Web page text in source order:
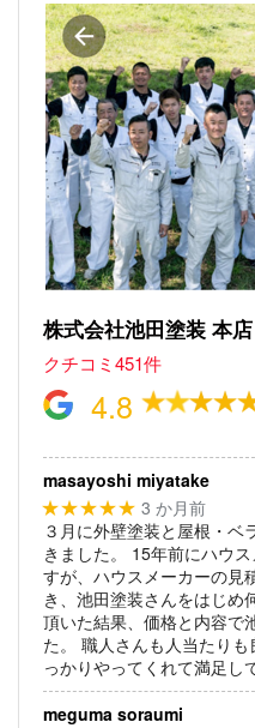
株式会社池田塗装 本店
クチコミ451件
4.8
masayoshi miyatake
★★★★★ 3 か月前
３月に外壁塗装と屋根・ベ
きました。
15年前にハウ
すが、ハウスメーカーの見
き、池田塗装さんをはじめ
頂いた結果、価格と内容で
た。
職人さんも人当たり
っかりやってくれて満足し
meguma soraumi